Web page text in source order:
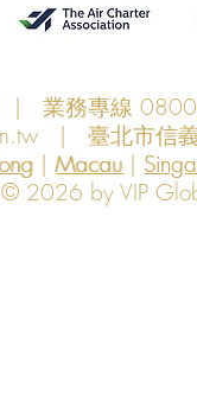
| 業務專線
| 臺北市信
| Macau |
Macau
© 2026 by VIP